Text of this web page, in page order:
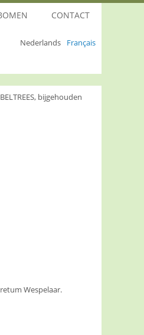
Nederlands Français
CONTACT
bijgehouden
Wespelaar.